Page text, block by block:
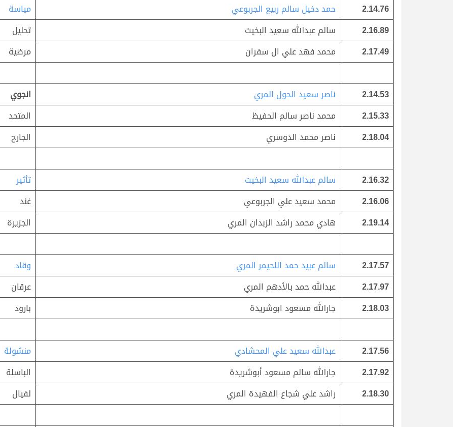
2.14.76
حمد دخيل سالم ربيع الجربوعي مياسة
2.16.89
سالم عبدالله سعيد البخيت تحليل
2.17.49
محمد فهد علي ال سفران مرضية
2.14.53 ناصر سعيد الحول المري انجوي
2.15.33
محمد ناصر سالم الحفيظ المتحد
2.18.04
ناصر محمد الدوسري الجارح
2.16.32 سالم عبدالله سعيد البخيت تأثير
2.16.06
محمد سعيد علي الجربوعي غند
2.19.14
هادي محمد راشد الزبدان المري الجزيرة
2.17.57 سالم عبيد حمد اللحيمر المري وقاد
2.17.97
عبدالله حمد بالأدهم المري عرقان
2.18.03
جارالله مسعود ابوشريدة بارود
2.17.56 عبدالله سعيد علي المحشادي منشولة
2.17.92
جارالله سالم مسعود أبوشريدة الباسلة
2.18.30
راشد علي شجاع الفهيدة المري لفيال